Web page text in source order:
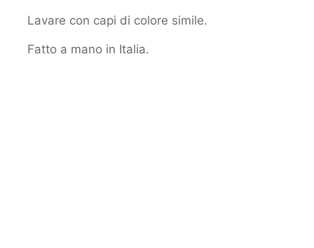
Lavare con capi di colore simile.
Fatto a mano in Italia.